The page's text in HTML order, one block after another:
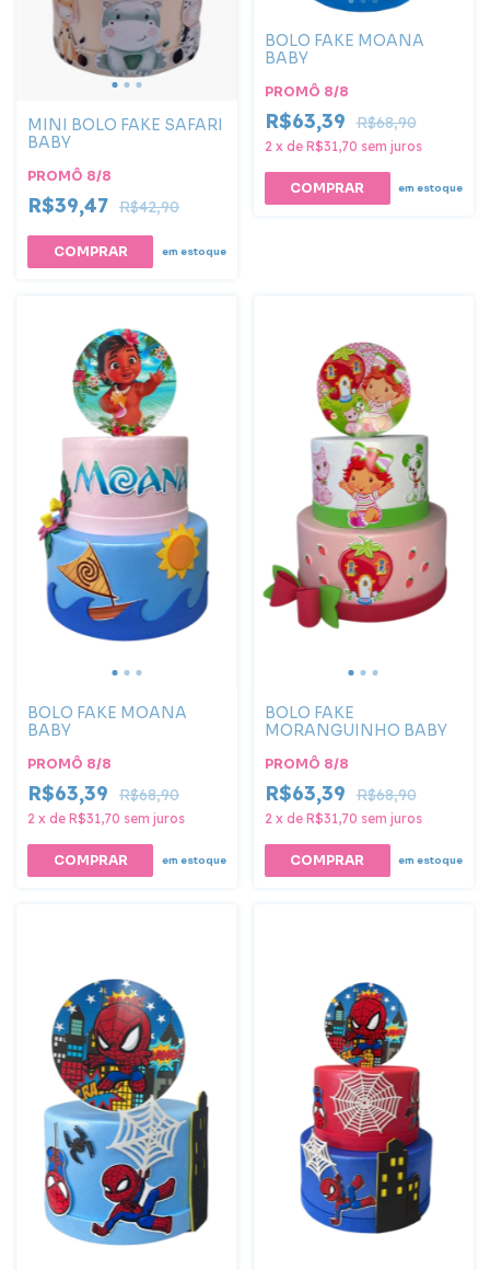
MINI BOLO FAKE SAFARI
BABY
PROMÔ 8/8
R$39,47 R$42,90
em estoque
BOLO FAKE MOANA
BABY
PROMÔ 8/8
R$63,39 R$68,90
2 x de R$31,70 sem juros
COMPRAR em estoque
BOLO FAKE MOANA
BABY
PROMÔ 8/8
R$63,39 R$68,90
2 x de R$31,70 sem juros
em estoque
BOLO FAKE
MORANGUINHO BABY
PROMÔ 8/8
R$63,39 R$68,90
2 x de R$31,70 sem juros
em estoque